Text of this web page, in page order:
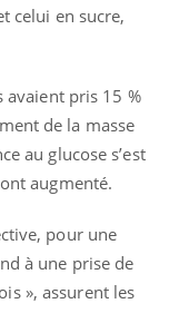
celui en sucre,
avaient pris 15 %
de la masse
au glucose s’est
augmenté.
pour une
à une prise de
», assurent les